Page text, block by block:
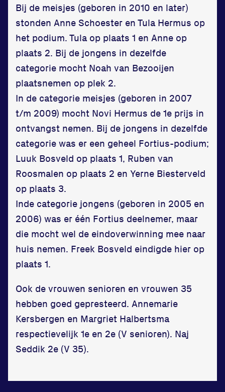
Updates
Atleten
Vereniging
Contact
Locatie
Sportpark Reeweg
Halmaheiraplein 35
3312 GH Dordrecht
Bekijk locatie
Informatie
Privacy en cookies
Disclaimer
Huisregels
Vraag en contact
Bij de meisjes (geboren in 2010 en later)
stonden Anne Schoester en Tula Hermus op
het podium. Tula op plaats 1 en Anne op
plaats 2. Bij de jongens in dezelfde
categorie mocht Noah van Bezooijen
plaatsnemen op plek 2.
In de categorie meisjes (geboren in 2007
t/m 2009) mocht Novi Hermus de 1e prijs in
ontvangst nemen. Bij de jongens in dezelfde
categorie was er een geheel Fortius-podium;
Luuk Bosveld op plaats 1, Ruben van
Roosmalen op plaats 2 en Yerne Biesterveld
op plaats 3.
Inde categorie jongens (geboren in 2005 en
2006) was er één Fortius deelnemer, maar
die mocht wel de eindoverwinning mee naar
huis nemen. Freek Bosveld eindigde hier op
plaats 1.
Ook de vrouwen senioren en vrouwen 35
hebben goed gepresteerd. Annemarie
Kersbergen en Margriet Halbertsma
respectievelijk 1e en 2e (V senioren). Naj
Seddik 2e (V 35).